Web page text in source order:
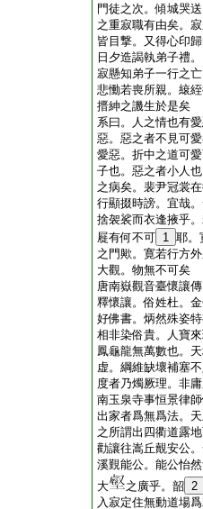
門徒之次。傾城哭
之重寂職有由矣。
皆目撃。又得心印
日夕造謁執弟子禮
寂懸知弟子一行之
悲慟若喪所親。縗
搢紳之譏生於是矣
系曰。人之情也有
惡。惡之者不見可
愛惡。折中之道可
子也。惡之者小人
之病矣。裴尹冠裳
行顯掇時謗。宜哉
捨袈裟而衣逢掖乎
屣有何不可 1 耶。
之門歟。寛若行方
大觀。物無不可矣
唐南嶽觀音臺懷讓傳
釋懷讓。俗姓杜。
好佛書。炳然殊姿
相非染俗貴。人寶
鳳龜龍無萬數也。
虚。綱維缺壞補塞
度者乃燭厥理。非
南玉泉寺事恒景律
出家者爲無爲法。
之所謂出四衢道露
勸讓往嵩丘覿安公
溪覲能公。能公怡
大
之廣乎。韶 2
入寂定住無動道場